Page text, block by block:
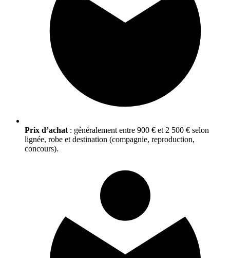
Prix d’achat : généralement entre 900 € et 2 500 € selon
lignée, robe et destination (compagnie, reproduction,
concours).